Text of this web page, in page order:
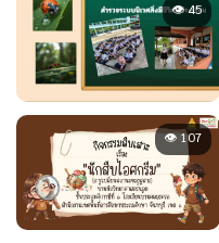
👁 45
👁 107